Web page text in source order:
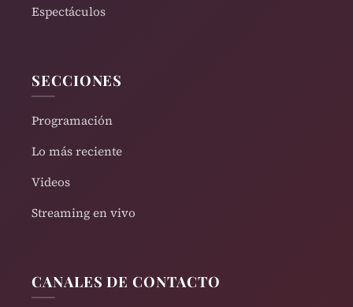
Espectáculos
SECCIONES
Programación
Lo más reciente
Videos
Streaming en vivo
CANALES DE CONTACTO